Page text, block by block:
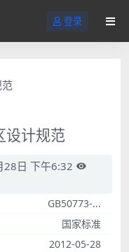
登录
设计规范
28日 下午6:32
GB50773-...
国家标准
2012-05-28